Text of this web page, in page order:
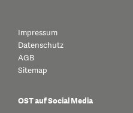
Impressum
Datenschutz
AGB
Sitemap
OST auf Social Media